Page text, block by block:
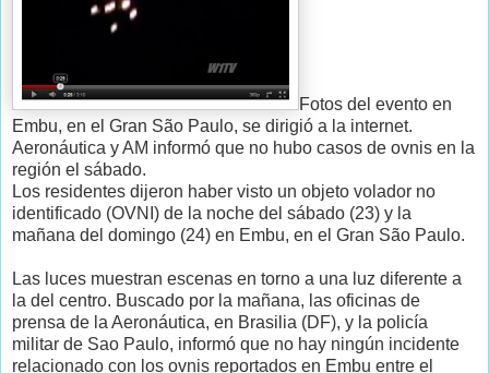
Fotos del evento en
Embu, en el Gran São Paulo, se dirigió a la internet.
Aeronáutica y AM informó que no hubo casos de ovnis en la
región el sábado.
Los residentes dijeron haber visto un objeto volador no
identificado (OVNI) de la noche del sábado (23) y la
mañana del domingo (24) en Embu, en el Gran São Paulo.
Las luces muestran escenas en torno a una luz diferente a
la del centro. Buscado por la mañana, las oficinas de
prensa de la Aeronáutica, en Brasilia (DF), y la policía
militar de Sao Paulo, informó que no hay ningún incidente
relacionado con los ovnis reportados en Embu entre el